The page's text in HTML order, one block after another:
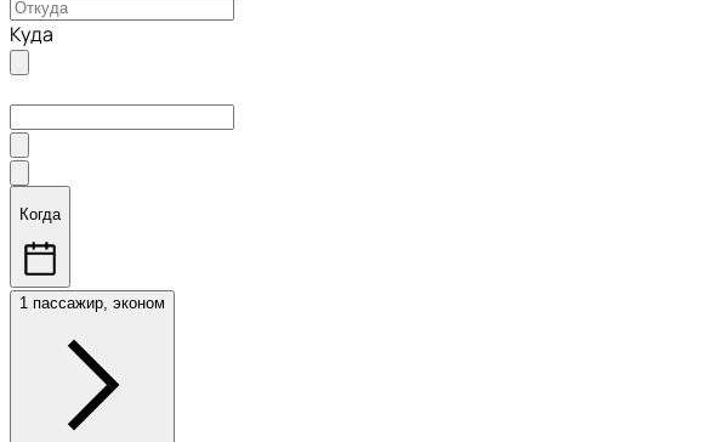
Куда
Когда
1 пассажир, эконом